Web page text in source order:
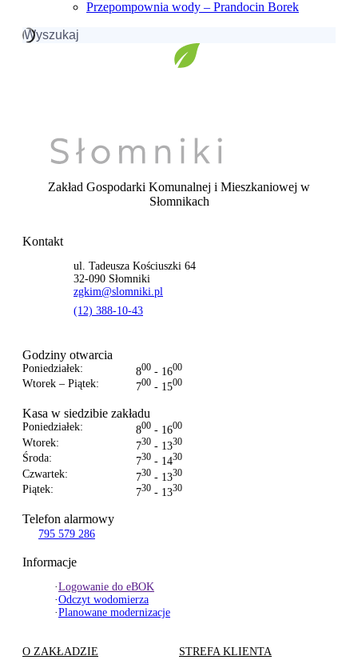
Przepompownia wody – Prandocin Borek
Szukaj:
Zakład Gospodarki Komunalnej i Mieszkaniowej w
Słomnikach
Kontakt
ul. Tadeusza Kościuszki 64
32-090 Słomniki
zgkim@slomniki.pl
(12) 388-10-43
Godziny otwarcia
Poniedziałek: 800 - 1600
Wtorek – Piątek: 700 - 1500
Kasa w siedzibie zakładu
Poniedziałek: 800 - 1600
Wtorek: 730 - 1330
Środa: 730 - 1430
Czwartek: 730 - 1330
Piątek: 730 - 1330
Telefon alarmowy
795 579 286
Informacje
·Logowanie do eBOK
·Odczyt wodomierza
·Planowane modernizacje
O ZAKŁADZIE
STREFA KLIENTA